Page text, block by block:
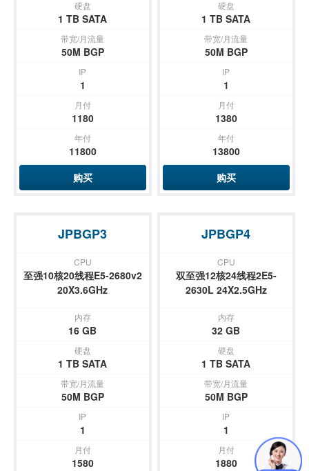
硬盘
1 TB SATA
带宽/月流量
50M BGP
IP
1
月付
1180
年付
11800
购买
硬盘
1 TB SATA
带宽/月流量
50M BGP
IP
1
月付
1380
年付
13800
购买
JPBGP3
CPU
至强10核20线程E5-2680v2
20X3.6GHz
内存
16 GB
硬盘
1 TB SATA
带宽/月流量
50M BGP
IP
1
月付
1580
JPBGP4
CPU
双至强12核24线程2E5-
2630L 24X2.5GHz
内存
32 GB
硬盘
1 TB SATA
带宽/月流量
50M BGP
IP
1
月付
1880